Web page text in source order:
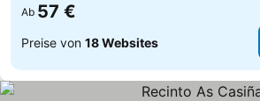
Ab 57 €
Preise von 18 Websites